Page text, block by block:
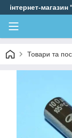
інтернет-магазин
Товари та